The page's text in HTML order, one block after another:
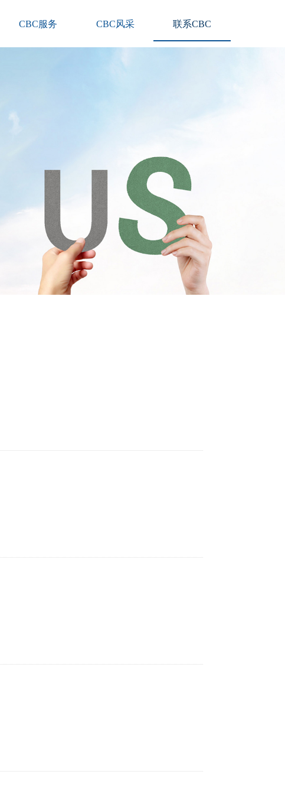
CBC服务 CBC风采 联系CBC
分析报告及运营分析报告；
指标变化，及时发现和定位业务问题；